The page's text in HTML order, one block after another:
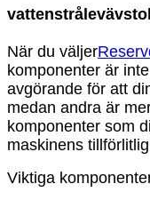
När du väljer
komponenter är
avgörande för att
medan andra är
komponenter som
maskinens
Viktiga